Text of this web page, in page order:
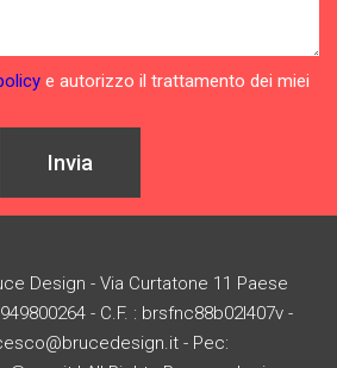
e autorizzo il trattamento dei miei
Invia
Design - Via Curtatone 11 Paese
- C.F. : brsfnc88b02l407v -
- Pec: